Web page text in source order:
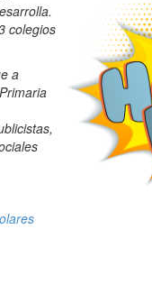
colegios
a